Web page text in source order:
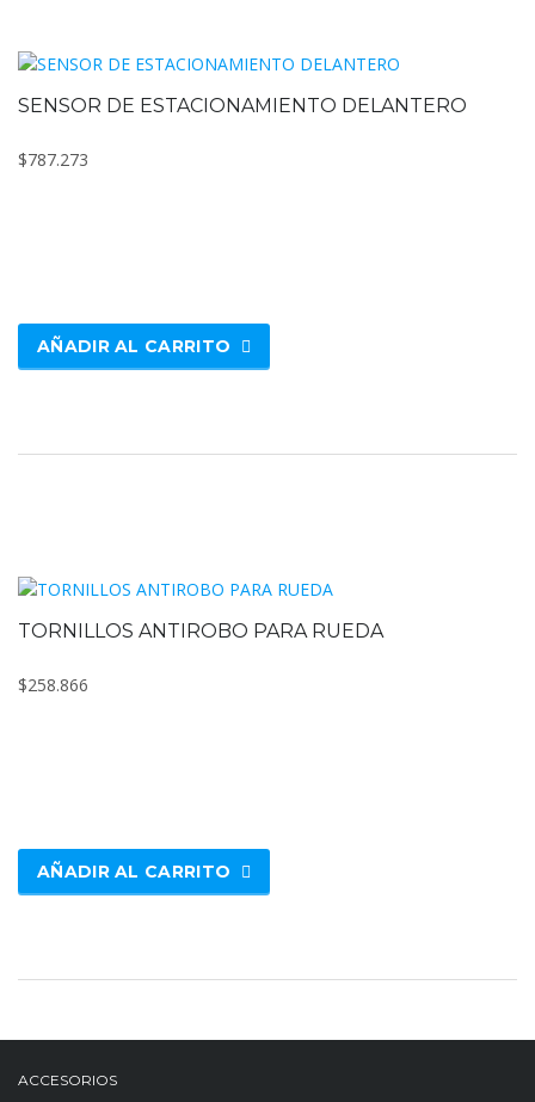
SENSOR DE ESTACIONAMIENTO DELANTERO
$787.273
AÑADIR AL CARRITO
TORNILLOS ANTIROBO PARA RUEDA
$258.866
AÑADIR AL CARRITO
ACCESORIOS